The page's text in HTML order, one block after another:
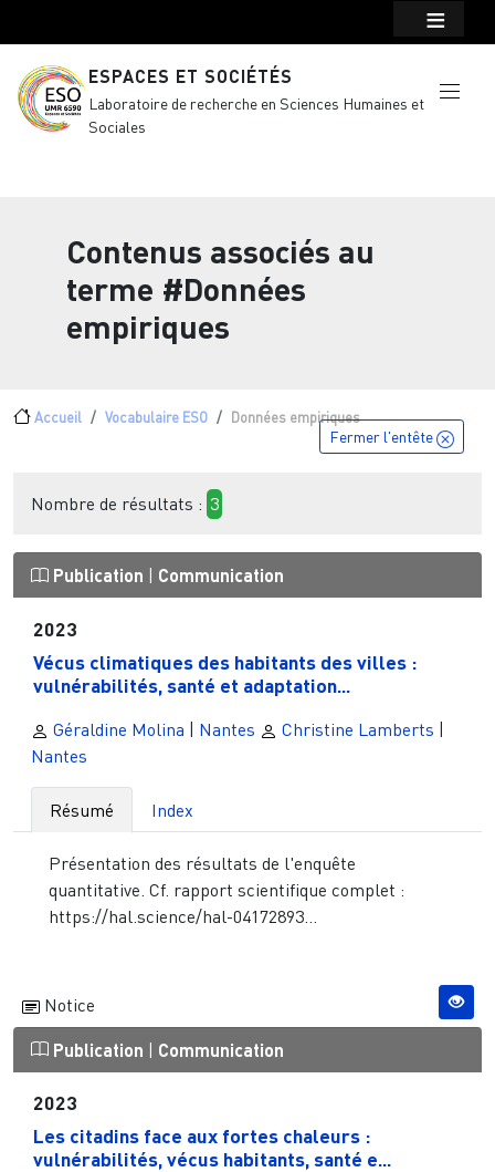
ESPACES ET SOCIÉTÉS
Laboratoire de recherche en Sciences Humaines et
Sociales
Contenus associés au
terme #Données
empiriques
Fil d'Ariane
Accueil Vocabulaire ESO Données empiriques
Fermer l'entête
Nombre de résultats : 3
Publication Communication
2023
Vécus climatiques des habitants des villes :
vulnérabilités, santé et adaptation...
Géraldine Molina | Nantes Christine Lamberts |
Nantes
Résumé Index
Présentation des résultats de l'enquête
quantitative. Cf. rapport scientifique complet :
https://hal.science/hal-04172893...
Notice
Publication | Communication
2023
Les citadins face aux fortes chaleurs :
vulnérabilités, vécus habitants, santé e...